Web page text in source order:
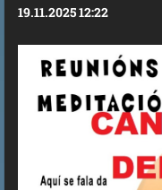
19.11.2025 12:22